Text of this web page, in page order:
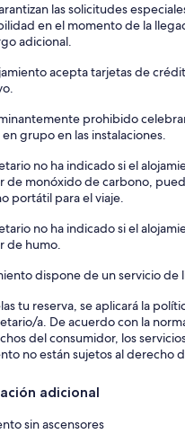
las solicitudes
en el momento de la
adicional.
acepta tarjetas de
prohibido
grupo en las instalaciones.
no ha indicado si el
de monóxido de carbono,
portátil para el viaje.
no ha indicado si el
de humo.
dispone de un servicio de
tu reserva, se aplicará la
a. De acuerdo con la
del consumidor, los
no están sujetos al derecho
adicional
sin ascensores